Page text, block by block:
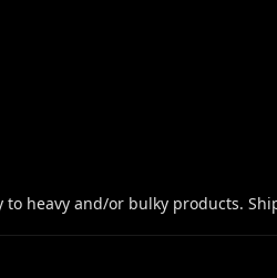
heavy and/or bulky products.